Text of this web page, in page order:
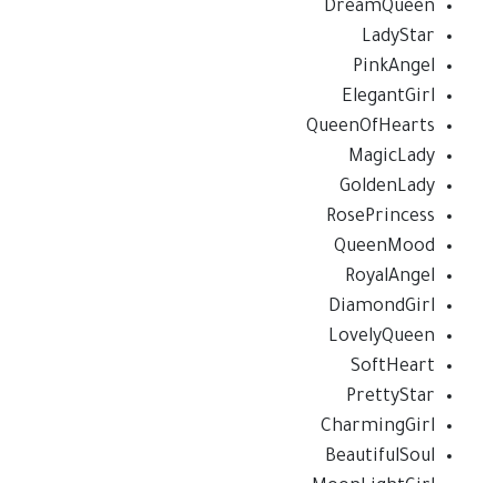
DreamQueen
LadyStar
PinkAngel
ElegantGirl
QueenOfHearts
MagicLady
GoldenLady
RosePrincess
QueenMood
RoyalAngel
DiamondGirl
LovelyQueen
SoftHeart
PrettyStar
CharmingGirl
BeautifulSoul